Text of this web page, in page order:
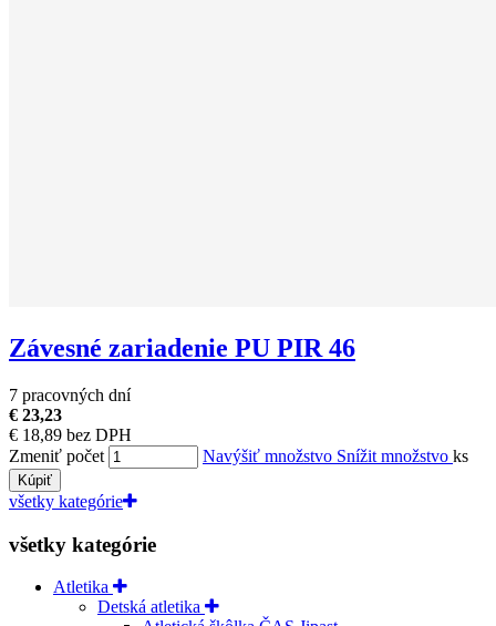
Závesné zariadenie PU PIR 46
7 pracovných dní
€ 23,23
€ 18,89 bez DPH
Zmeniť počet
Navýšiť množstvo Snížit množstvo ks
Kúpiť
všetky kategórie
všetky kategórie
Atletika
Detská atletika